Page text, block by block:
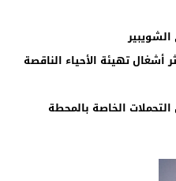
أشغال تهيئة الأحياء الناقصة
الخاصة بالمحطة